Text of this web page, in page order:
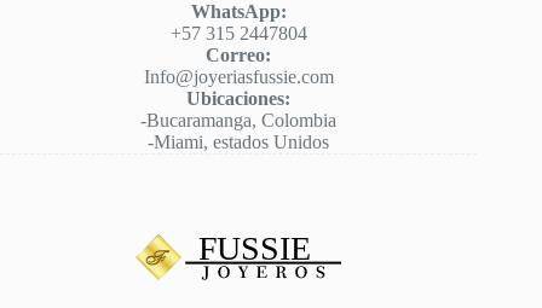
WhatsApp:
+57 315 2447804
Correo:
Info@joyeriasfussie.com
Ubicaciones:
-Bucaramanga, Colombia
-Miami, estados Unidos